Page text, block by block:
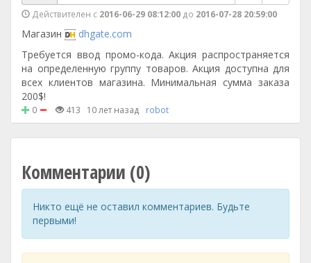
Действителен с 2016-06-29 08:12:00 до 2016-07-28 20:59:00
Магазин
dhgate.com
Требуется ввод промо-кода. Акция распространяется
на определенную группу товаров. Акция доступна для
всех клиентов магазина. Минимальная сумма заказа
200$!
0 413 10 лет назад robot
Комментарии (0)
Никто ещё не оставил комментариев. Будьте
первыми!